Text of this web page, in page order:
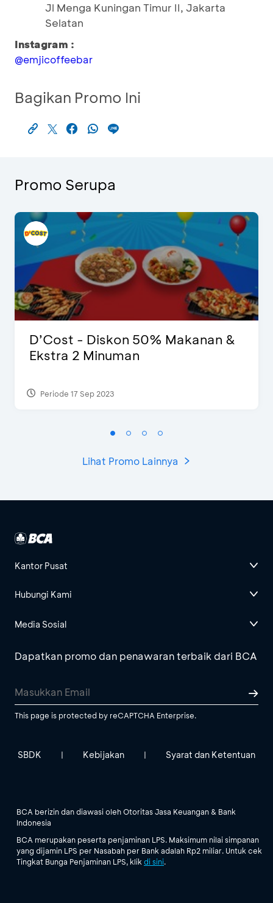
Jl Menga Kuningan Timur II, Jakarta
Selatan
Instagram :
@emjicoffeebar
Bagikan Promo Ini
Promo Serupa
D’Cost - Diskon 50% Makanan &
Ekstra 2 Minuman
Periode 17 Sep 2023
Lihat Promo Lainnya
Kantor Pusat
Hubungi Kami
Media Sosial
Dapatkan promo dan penawaran terbaik dari BCA
This page is protected by reCAPTCHA Enterprise.
SBDK | Kebijakan | Syarat dan Ketentuan
BCA berizin dan diawasi oleh Otoritas Jasa Keuangan & Bank
Indonesia
BCA merupakan peserta penjaminan LPS. Maksimum nilai simpanan
yang dijamin LPS per Nasabah per Bank adalah Rp2 miliar. Untuk cek
Tingkat Bunga Penjaminan LPS, klik di sini.